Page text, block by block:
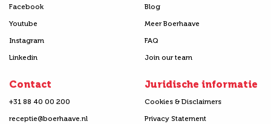
Facebook
Youtube
Instagram
Linkedin
Blog
Meer Boerhaave
FAQ
Join our team
Contact
+31 88 40 00 200
receptie@boerhaave.nl
Juridische informatie
Cookies & Disclaimers
Privacy Statement